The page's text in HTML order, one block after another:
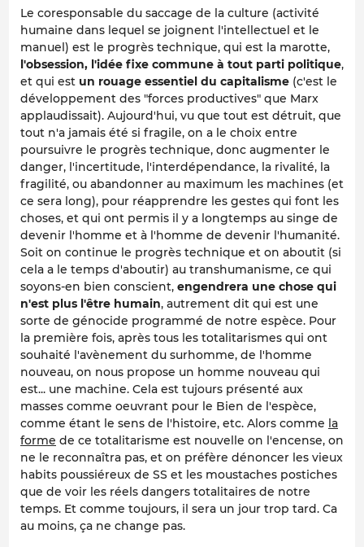
Le coresponsable du saccage de la culture (activité
humaine dans lequel se joignent l'intellectuel et le
manuel) est le progrès technique, qui est la marotte,
l'obsession, l'idée fixe commune à tout parti politique,
et qui est un rouage essentiel du capitalisme (c'est le
développement des "forces productives" que Marx
applaudissait). Aujourd'hui, vu que tout est détruit, que
tout n'a jamais été si fragile, on a le choix entre
poursuivre le progrès technique, donc augmenter le
danger, l'incertitude, l'interdépendance, la rivalité, la
fragilité, ou abandonner au maximum les machines (et
ce sera long), pour réapprendre les gestes qui font les
choses, et qui ont permis il y a longtemps au singe de
devenir l'homme et à l'homme de devenir l'humanité.
Soit on continue le progrès technique et on aboutit (si
cela a le temps d'aboutir) au transhumanisme, ce qui
soyons-en bien conscient, engendrera une chose qui
n'est plus l'être humain, autrement dit qui est une
sorte de génocide programmé de notre espèce. Pour
la première fois, après tous les totalitarismes qui ont
souhaité l'avènement du surhomme, de l'homme
nouveau, on nous propose un homme nouveau qui
est... une machine. Cela est tujours présenté aux
masses comme oeuvrant pour le Bien de l'espèce,
comme étant le sens de l'histoire, etc. Alors comme la
forme de ce totalitarisme est nouvelle on l'encense, on
ne le reconnaîtra pas, et on préfère dénoncer les vieux
habits poussiéreux de SS et les moustaches postiches
que de voir les réels dangers totalitaires de notre
temps. Et comme toujours, il sera un jour trop tard. Ca
au moins, ça ne change pas.